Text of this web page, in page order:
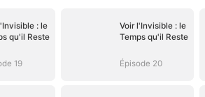
: le
qu'il Reste
19
Voir l'Invisible : le
Temps qu'il Reste
Épisode 20